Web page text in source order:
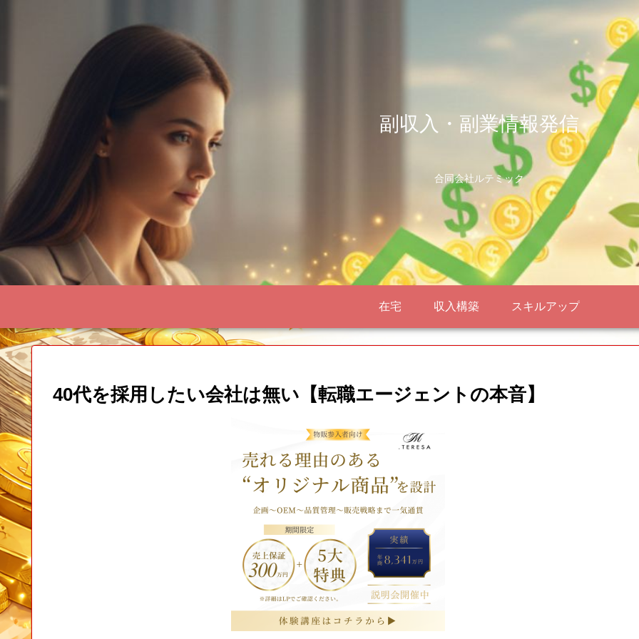
副収入・副業情報発信
合同会社ルテミック
在宅 収入構築 スキルアップ
40代を採用したい会社は無い【転職エージェントの本音】